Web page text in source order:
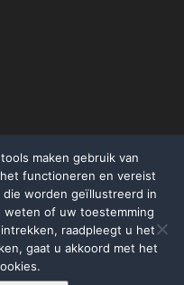
maken gebruik van
functioneren en vereist
worden geïllustreerd in
weten of uw toestemming
raadpleegt u het
gaat u akkoord met het